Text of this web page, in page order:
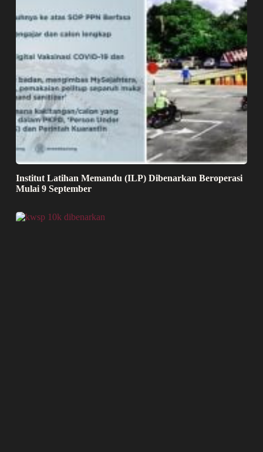
Institut Latihan Memandu (ILP) Dibenarkan Beroperasi
Mulai 9 September